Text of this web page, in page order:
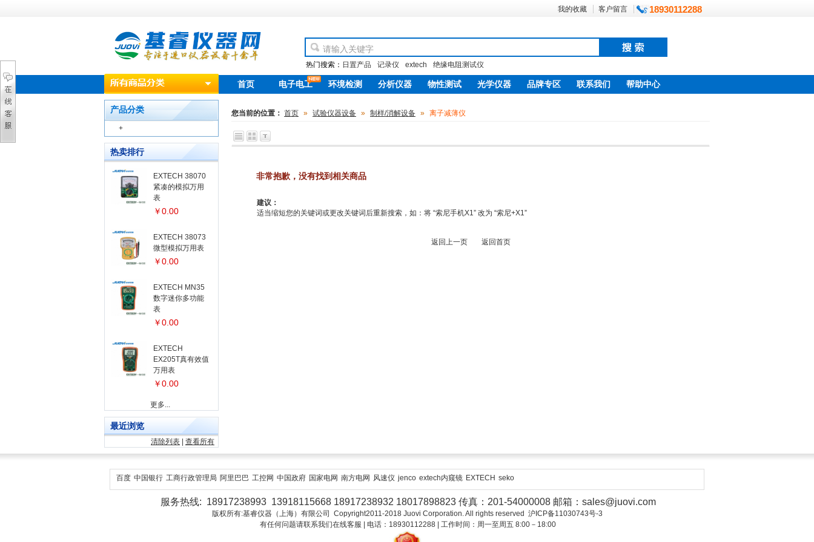
18930112288
我的收藏 客户留言
热门搜索： 日置产品 记录仪 extech 绝缘电阻测试仪
首页 电子电工
new
环境检测 分析仪器 物性测试 光学仪器 品牌专区 联系我们 帮助中心
产品分类
+
热卖排行
EXTECH 38070
紧凑的模拟万用
表
￥0.00
EXTECH 38073
微型模拟万用表
￥0.00
EXTECH MN35
数字迷你多功能
表
￥0.00
EXTECH
EX205T真有效值
万用表
￥0.00
更多...
最近浏览
清除列表 查看所有
您当前的位置： 首页 » 试验仪器设备 » 制样/消解设备 » 离子减薄仪
非常抱歉，没有找到相关商品
建议：
适当缩短您的关键词或更改关键词后重新搜索，如：将 “索尼手机X1” 改为 “索尼+X1”
返回上一页 返回首页
百度 中国银行 工商行政管理局 阿里巴巴 工控网 中国政府 国家电网 南方电网 风速仪 jenco extech内窥镜 EXTECH seko
服务热线: 18917238993 13918115668 18917238932 18017898823 传真：201-54000008 邮箱： sales@juovi.com
版权所有:基睿仪器（上海）有限公司 Copyright2011-2018 Juovi Corporation. All rights reserved 沪ICP备11030743号-3
有任何问题请联系我们在线客服 | 电话：18930112288 | 工作时间：周一至周五 8:00－18:00